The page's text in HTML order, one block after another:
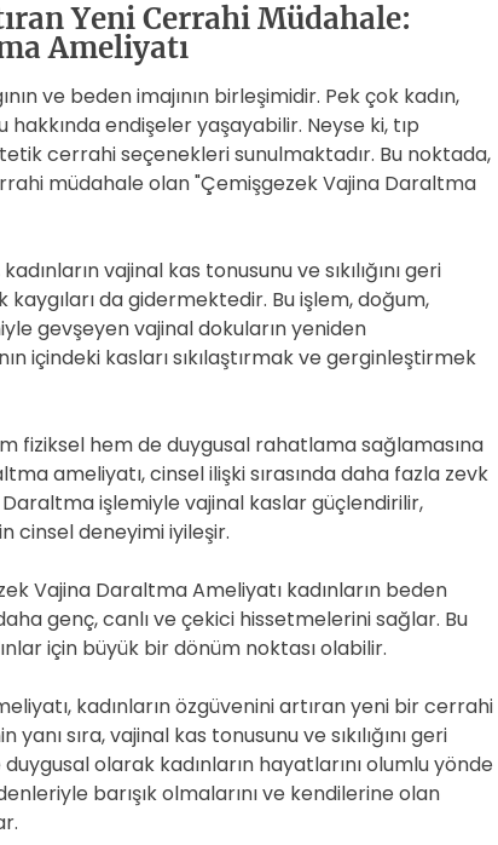
Yeni Cerrahi Müdahale:
Ameliyatı
ve beden imajının birleşimidir. Pek çok kadın,
endişeler yaşayabilir. Neyse ki, tıp
cerrahi seçenekleri sunulmaktadır. Bu noktada,
müdahale olan "Çemişgezek Vajina Daraltma
vajinal kas tonusunu ve sıkılığını geri
da gidermektedir. Bu işlem, doğum,
gevşeyen vajinal dokuların yeniden
içindeki kasları sıkılaştırmak ve gerginleştirmek
fiziksel hem de duygusal rahatlama sağlamasına
ameliyatı, cinsel ilişki sırasında daha fazla zevk
işlemiyle vajinal kaslar güçlendirilir,
cinsel deneyimi iyileşir.
Vajina Daraltma Ameliyatı kadınların beden
genç, canlı ve çekici hissetmelerini sağlar. Bu
için büyük bir dönüm noktası olabilir.
kadınların özgüvenini artıran yeni bir cerrahi
sıra, vajinal kas tonusunu ve sıkılığını geri
olarak kadınların hayatlarını olumlu yönde
barışık olmalarını ve kendilerine olan